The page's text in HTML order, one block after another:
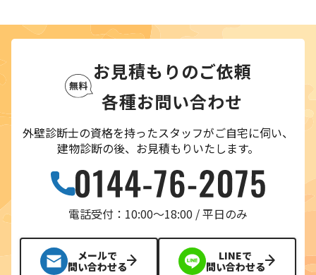
お見積もりのご依頼
各種お問い合わせ
外壁診断士の資格を持ったスタッフがご自宅に伺い、
建物診断の後、お見積もりいたします。
電話受付：10:00〜18:00 / 平日のみ
メールで
問い合わせる
LINEで
問い合わせる